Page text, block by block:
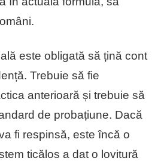
este obligată să țină cont
Trebuie să fie
anterioară și trebuie să
de probațiune. Dacă
fi respinsă, este încă o
ticălos a dat o lovitură